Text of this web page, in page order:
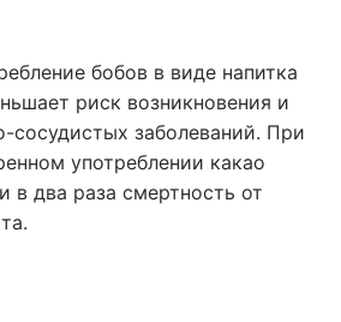
бобов в виде напитка
риск возникновения и
сосудистых заболеваний. При
употреблении какао
в два раза смертность от